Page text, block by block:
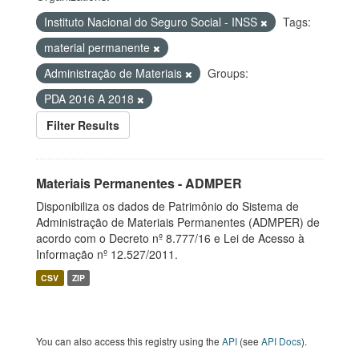
Instituto Nacional do Seguro Social - INSS
Tags:
material permanente
Administração de Materiais
Groups:
PDA 2016 A 2018
Filter Results
Materiais Permanentes - ADMPER
Disponibiliza os dados de Patrimônio do Sistema de
Administração de Materiais Permanentes (ADMPER) de
acordo com o Decreto nº 8.777/16 e Lei de Acesso à
Informação nº 12.527/2011.
CSV ZIP
You can also access this registry using the API (see API Docs).